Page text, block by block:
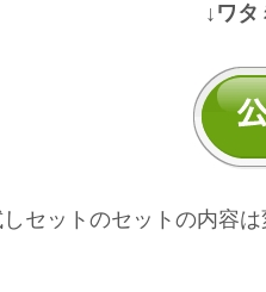
↓ワ
セットのセットの内容は